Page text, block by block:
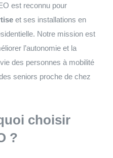
est reconnu pour
et ses installations en
Notre mission est
l’autonomie et la
des personnes à mobilité
seniors proche de chez
choisir
?